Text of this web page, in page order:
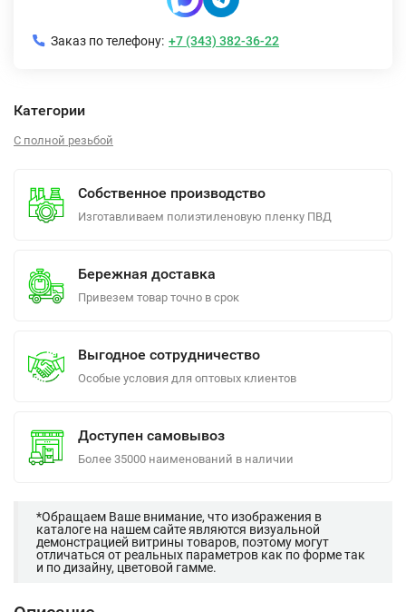
Заказ по телефону: +7 (343) 382-36-22
Категории
С полной резьбой
Собственное производство
Изготавливаем полиэтиленовую пленку ПВД
Бережная доставка
Привезем товар точно в срок
Выгодное сотрудничество
Особые условия для оптовых клиентов
Доступен самовывоз
Более 35000 наименований в наличии
*Обращаем Ваше внимание, что изображения в
каталоге на нашем сайте являются визуальной
демонстрацией витрины товаров, поэтому могут
отличаться от реальных параметров как по форме так
и по дизайну, цветовой гамме.